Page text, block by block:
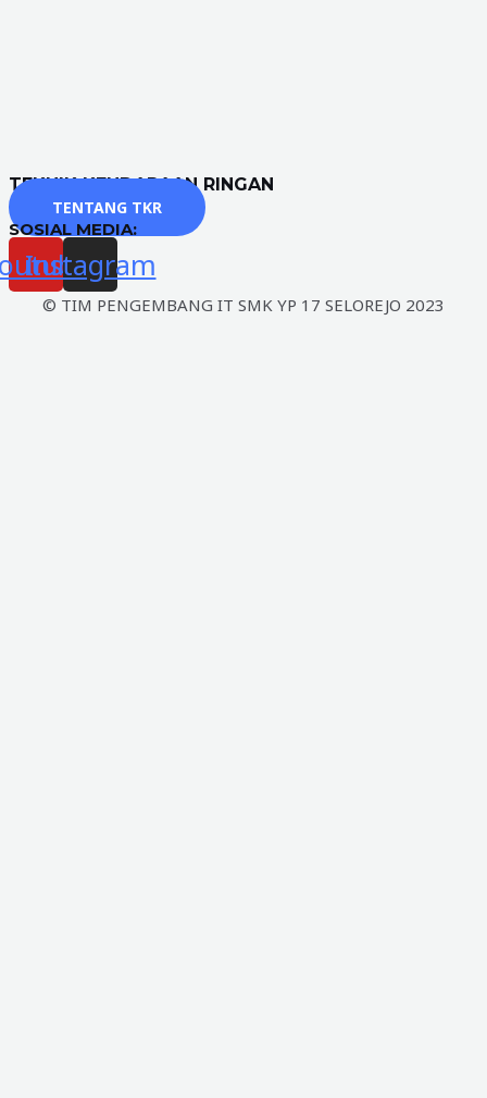
TEKNIK KENDARAAN RINGAN
TENTANG TKR
SOSIAL MEDIA:
Instagram
© TIM PENGEMBANG IT SMK YP 17 SELOREJO 2023